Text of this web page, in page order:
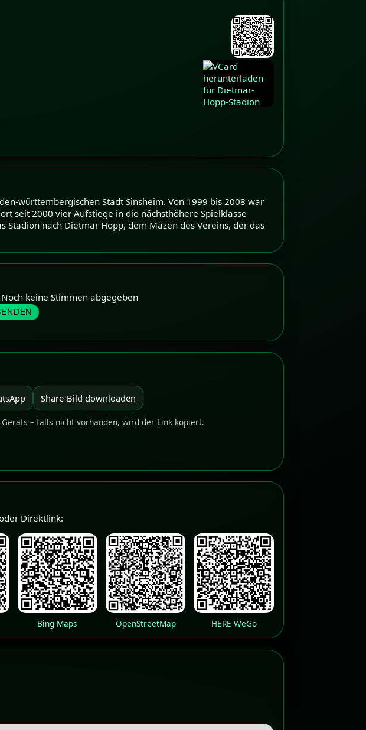
württembergischen Stadt Sinsheim. Von 1999 bis 2008 war
seit 2000 vier Aufstiege in die nächsthöhere Spielklasse
nach Dietmar Hopp, dem Mäzen des Vereins, der das
Noch keine Stimmen abgegeben
Share-Bild downloaden
– falls nicht vorhanden, wird der Link kopiert.
Direktlink:
Bing Maps OpenStreetMap HERE WeGo